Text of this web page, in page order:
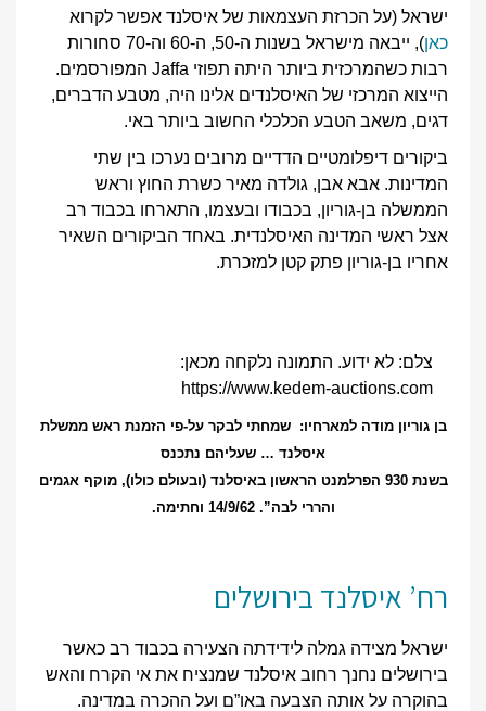
ישראל (על הכרזת העצמאות של איסלנד אפשר לקרוא
כאן
), ייבאה מישראל בשנות ה-50, ה-60 וה-70 סחורות
רבות כשהמרכזית ביותר היתה תפוזי Jaffa המפורסמים.
הייצוא המרכזי של האיסלנדים אלינו היה, מטבע הדברים,
דגים, משאב הטבע הכלכלי החשוב ביותר באי.
ביקורים דיפלומטיים הדדיים מרובים נערכו בין שתי
המדינות. אבא אבן, גולדה מאיר כשרת החוץ וראש
הממשלה בן-גוריון, בכבודו ובעצמו, התארחו בכבוד רב
אצל ראשי המדינה האיסלנדית. באחד הביקורים השאיר
אחריו בן-גוריון פתק קטן למזכרת.
צלם: לא ידוע. התמונה נלקחה מכאן:
https://www.kedem-auctions.com
בן גוריון מודה למארחיו: שמחתי לבקר על-פי הזמנת ראש ממשלת
איסלנד … שעליהם נתכנס
בשנת 930 הפרלמנט הראשון באיסלנד (ובעולם כולו), מוקף אגמים
והררי לבה”. 14/9/62 וחתימה.
רח’ איסלנד בירושלים
ישראל מצידה גמלה לידידתה הצעירה בכבוד רב כאשר
בירושלים נחנך רחוב איסלנד שמנציח את אי הקרח והאש
בהוקרה על אותה הצבעה באו”ם ועל ההכרה במדינה.